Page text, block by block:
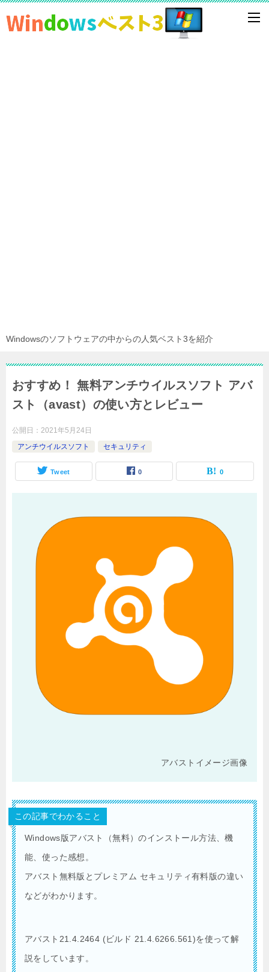
Windowsのソフトウェアの中からの人気ベスト3を紹介
おすすめ！ 無料アンチウイルスソフト アバ
スト（avast）の使い方とレビュー
公開日： 2021年5月24日
アンチウイルスソフト
セキュリティ
Tweet 0 0
アバストイメージ画像
この記事でわかること
Windows版アバスト（無料）のインストール方法、機
能、使った感想。
アバスト無料版とプレミアム セキュリティ有料版の違い
などがわかります。
アバスト21.4.2464 (ビルド 21.4.6266.561)を使って解
説をしています。